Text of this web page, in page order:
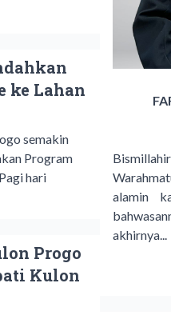
ke Lahan
semakin
Program
hari
Progo
Kulon
alamin
akhirnya...